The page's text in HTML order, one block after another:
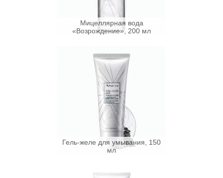
Мицеллярная вода
«Возрождение», 200 мл
Гель-желе для умывания, 150
мл